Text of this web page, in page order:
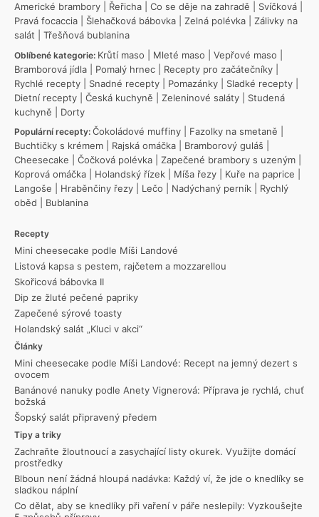
Americké brambory
Řeřicha Co se děje na zahradě Svíčková
Pravá focaccia
Šlehačková bábovka Zelná polévka
Zálivky na
salát
Třešňová bublanina
Oblíbené kategorie: Krůtí maso Mleté maso Vepřové maso
Bramborová jídla
Pomalý hrnec Recepty pro začátečníky
Rychlé recepty
Snadné recepty Pomazánky Sladké recepty
Dietní recepty
Česká kuchyně Zeleninové saláty
Studená
kuchyně
Dorty
Populární recepty: Čokoládové muffiny Fazolky na smetaně
Buchtičky s krémem
Rajská omáčka Bramborový guláš
Cheesecake
Čočková polévka Zapečené brambory s uzeným
Koprová omáčka
Holandský řízek Míša řezy Kuře na paprice
Langoše
Hraběnčiny řezy Lečo Nadýchaný perník
Rychlý
oběd
Bublanina
Recepty
Mini cheesecake podle Míši Landové
Listová kapsa s pestem, rajčetem a mozzarellou
Skořicová bábovka II
Dip ze žluté pečené papriky
Zapečené sýrové toasty
Holandský salát „Kluci v akci“
Články
Mini cheesecake podle Míši Landové: Recept na jemný dezert s
ovocem
Banánové nanuky podle Anety Vignerová: Příprava je rychlá, chuť
božská
Šopský salát připravený předem
Tipy a triky
Zachraňte žloutnoucí a zasychající listy okurek. Využijte domácí
prostředky
Blboun není žádná hloupá nadávka: Každý ví, že jde o knedlíky se
sladkou náplní
Co dělat, aby se knedlíky při vaření v páře neslepily: Vyzkoušejte